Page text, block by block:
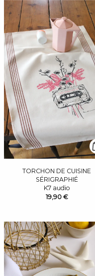
TORCHON DE CUISINE
SÉRIGRAPHIÉ
K7 audio
19,90 €